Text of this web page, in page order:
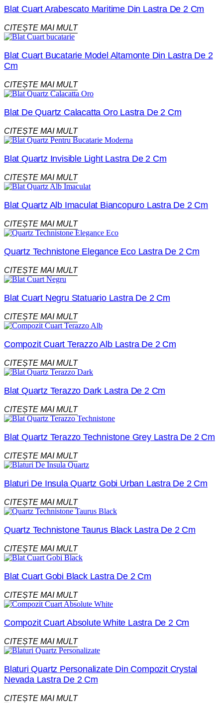
Blat Cuart Arabescato Maritime Din Lastra De 2 Cm
CITEȘTE MAI MULT
Blat Cuart Bucatarie Model Altamonte Din Lastra De 2
Cm
CITEȘTE MAI MULT
Blat De Quartz Calacatta Oro Lastra De 2 Cm
CITEȘTE MAI MULT
Blat Quartz Invisible Light Lastra De 2 Cm
CITEȘTE MAI MULT
Blat Quartz Alb Imaculat Biancopuro Lastra De 2 Cm
CITEȘTE MAI MULT
Quartz Technistone Elegance Eco Lastra De 2 Cm
CITEȘTE MAI MULT
Blat Cuart Negru Statuario Lastra De 2 Cm
CITEȘTE MAI MULT
Compozit Cuart Terazzo Alb Lastra De 2 Cm
CITEȘTE MAI MULT
Blat Quartz Terazzo Dark Lastra De 2 Cm
CITEȘTE MAI MULT
Blat Quartz Terazzo Technistone Grey Lastra De 2 Cm
CITEȘTE MAI MULT
Blaturi De Insula Quartz Gobi Urban Lastra De 2 Cm
CITEȘTE MAI MULT
Quartz Technistone Taurus Black Lastra De 2 Cm
CITEȘTE MAI MULT
Blat Cuart Gobi Black Lastra De 2 Cm
CITEȘTE MAI MULT
Compozit Cuart Absolute White Lastra De 2 Cm
CITEȘTE MAI MULT
Blaturi Quartz Personalizate Din Compozit Crystal
Nevada Lastra De 2 Cm
CITEȘTE MAI MULT